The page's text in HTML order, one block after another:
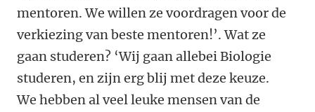
mentoren. We willen ze voordragen voor de
verkiezing van beste mentoren!’. Wat ze
gaan studeren? ‘Wij gaan allebei Biologie
studeren, en zijn erg blij met deze keuze.
We hebben al veel leuke mensen van de